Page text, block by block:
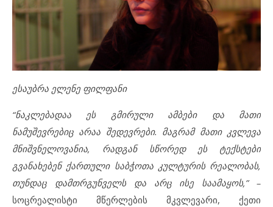
ესაუბრა ელენე ფილფანი
“ნაკლებადაა ეს გმირული ამბები და მათი
ნამუშევრებიც არაა შედევრები. მაგრამ მათი კვლევა
მნიშვნელოვანია, რადგან სწორედ ეს ტექსტები
გვანახებენ ქართული საბჭოთა კულტურის რეალობას,
თუნდაც დამთრგუნველს და არც ისე საამაყოს,” –
სოცრეალისტი მწერლების მკვლევარი, ქეთი